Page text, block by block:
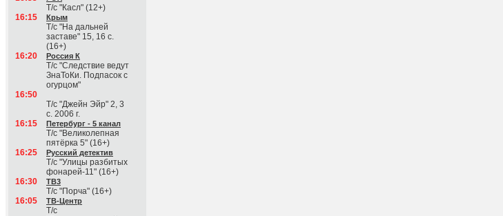
Т/с "Касл" (12+)
16:15
Крым
Т/с "На дальней
заставе" 15, 16 с.
(16+)
16:20
Россия К
Т/с "Следствие ведут
ЗнаТоКи. Подпасок с
огурцом"
16:50
Т/с "Джейн Эйр" 2, 3
с. 2006 г.
16:15
Петербург - 5 канал
Т/с "Великолепная
пятёрка 5" (16+)
16:25
Русский детектив
Т/с "Улицы разбитых
фонарей-11" (16+)
16:30
ТВ3
Т/с "Порча" (16+)
16:05
ТВ-Центр
Т/с